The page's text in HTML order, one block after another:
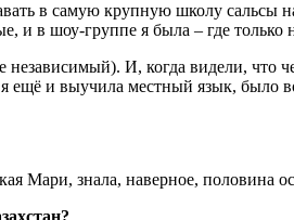
в самую крупную школу сальсы
и в шоу-группе я была – где только
И, когда видели, что
ещё и выучила местный язык, было
Мари, знала, наверное, половина